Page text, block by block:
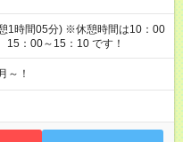
1時間05分) ※休憩時間は10：00
15：00～15：10 です！
～！